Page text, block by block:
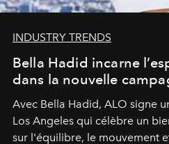
INDUSTRY TRENDS
Bella Hadid incarne
dans la nouvelle
Avec Bella Hadid, ALO signe
Los Angeles qui célèbre un
sur l'équilibre, le mouvement